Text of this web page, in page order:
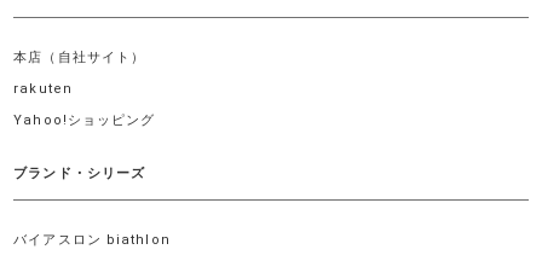
本店（自社サイト）
rakuten
Yahoo!ショッピング
ブランド・シリーズ
バイアスロン biathlon